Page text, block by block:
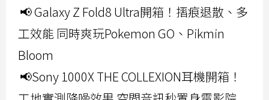
📢 Galaxy Z Fold8 Ultra開箱！摺痕退散、多
工效能 同時爽玩Pokemon GO、Pikmin
Bloom
📢Sony 1000X THE COLLEXION耳機開箱！